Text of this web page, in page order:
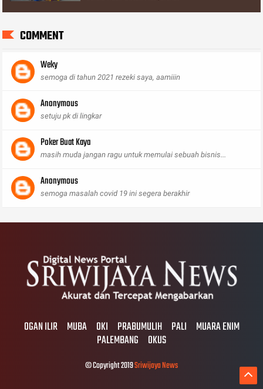
COMMENT
Weky
semoga di tahun 2021 rezeki saya, aamiiin
Anonymous
setuju pk di lingkar
Poker Buat Kaya
masih muda jangan ragu untuk memulai sebuah bisnis...
Anonymous
semoga masalah covid 19 ini segera berakhir
OGAN ILIR MUBA OKI PRABUMULIH PALI MUARA ENIM
PALEMBANG OKUS
© Copyright 2019Sriwijaya News